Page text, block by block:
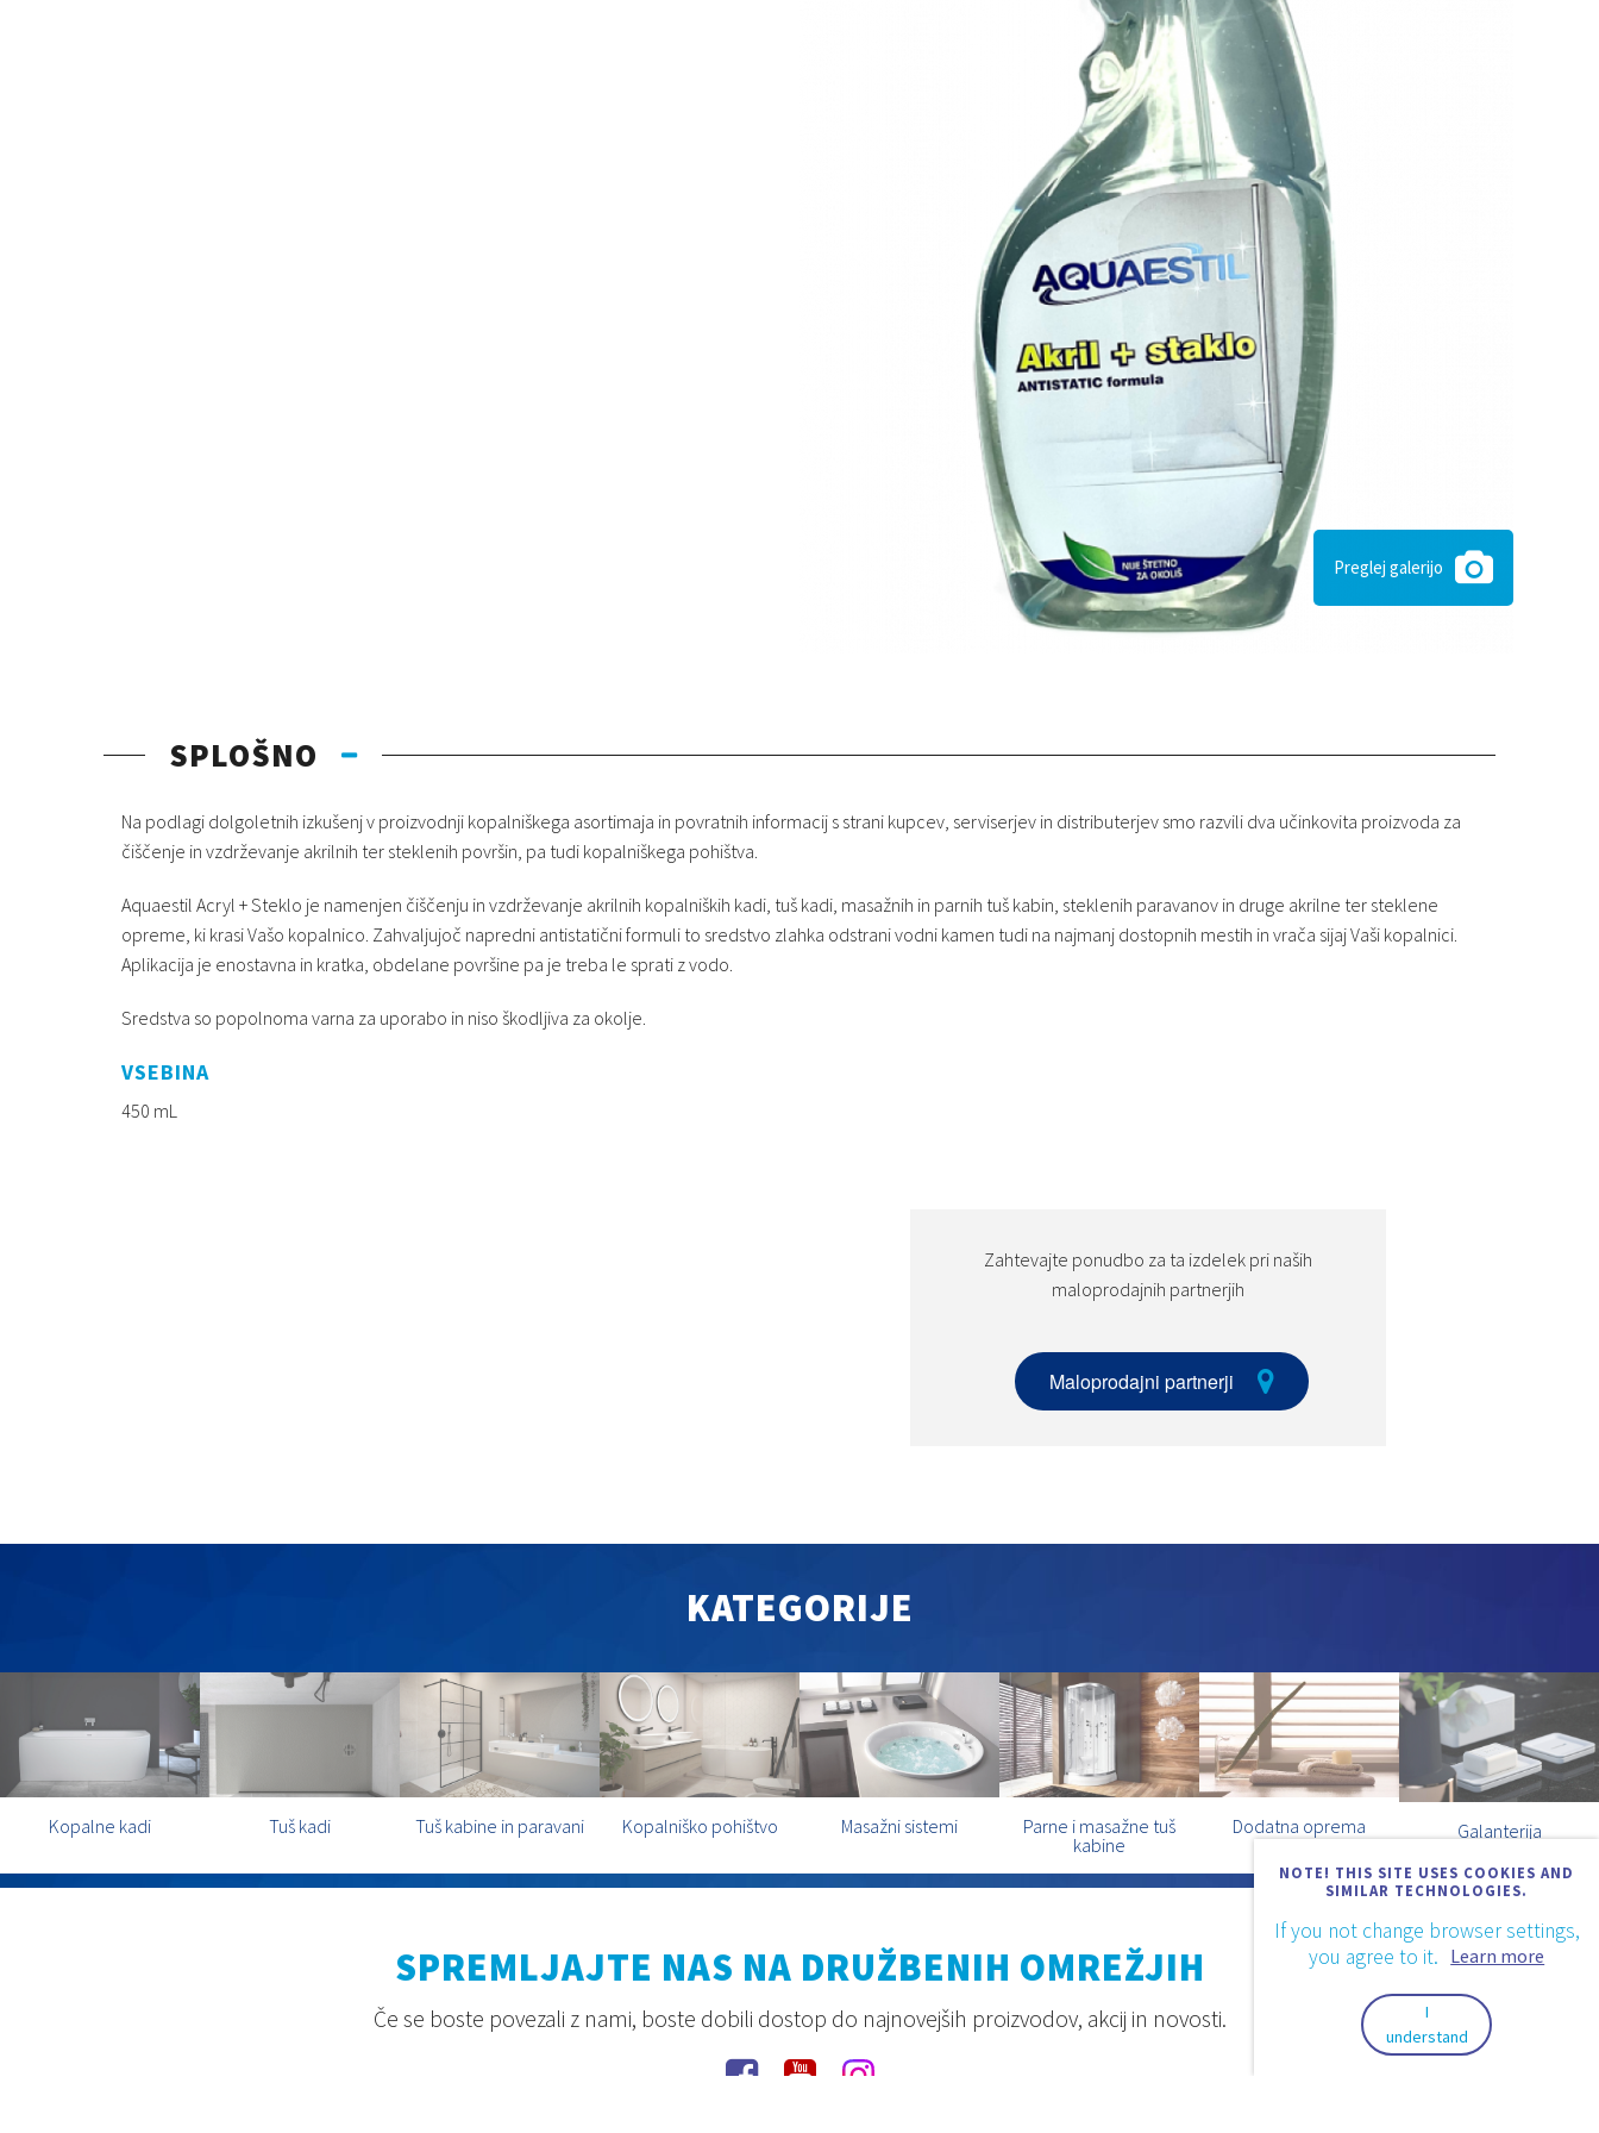
Preglej galerijo
SPLOŠNO
Na podlagi dolgoletnih izkušenj v proizvodnji kopalniškega asortimaja in povratnih informacij s strani kupcev, serviserjev in distributerjev smo razvili dva učinkovita proizvoda za
čiščenje in vzdrževanje akrilnih ter steklenih površin, pa tudi kopalniškega pohištva.
Aquaestil Acryl + Steklo je namenjen čiščenju in vzdrževanje akrilnih kopalniških kadi, tuš kadi, masažnih in parnih tuš kabin, steklenih paravanov in druge akrilne ter steklene
opreme, ki krasi Vašo kopalnico. Zahvaljujoč napredni antistatični formuli to sredstvo zlahka odstrani vodni kamen tudi na najmanj dostopnih mestih in vrača sijaj Vaši kopalnici.
Aplikacija je enostavna in kratka, obdelane površine pa je treba le sprati z vodo.
Sredstva so popolnoma varna za uporabo in niso škodljiva za okolje.
VSEBINA
450 mL
Zahtevajte ponudbo za ta izdelek pri naših
maloprodajnih partnerjih
Maloprodajni partnerji
KATEGORIJE
Kopalne kadi Tuš kadi Tuš kabine in paravani Kopalniško pohištvo Masažni sistemi
Parne i masažne tuš
kabine
Dodatna oprema Galanterija
NOTE! THIS SITE USES COOKIES AND
SIMILAR TECHNOLOGIES.
If you not change browser settings,
you agree to it. Learn more
I
understand
SPREMLJAJTE NAS NA DRUŽBENIH OMREŽJIH
Če se boste povezali z nami, boste dobili dostop do najnovejših proizvodov, akcij in novosti.